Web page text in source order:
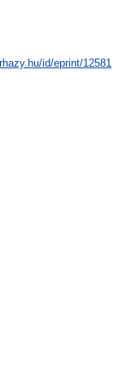
id/eprint/12581